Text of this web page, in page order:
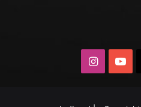
يوتيوبانستقرام